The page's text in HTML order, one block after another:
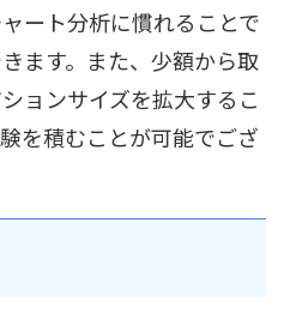
ート分析に慣れることで
ます。また、少額から取
ョンサイズを拡大するこ
を積むことが可能でござ